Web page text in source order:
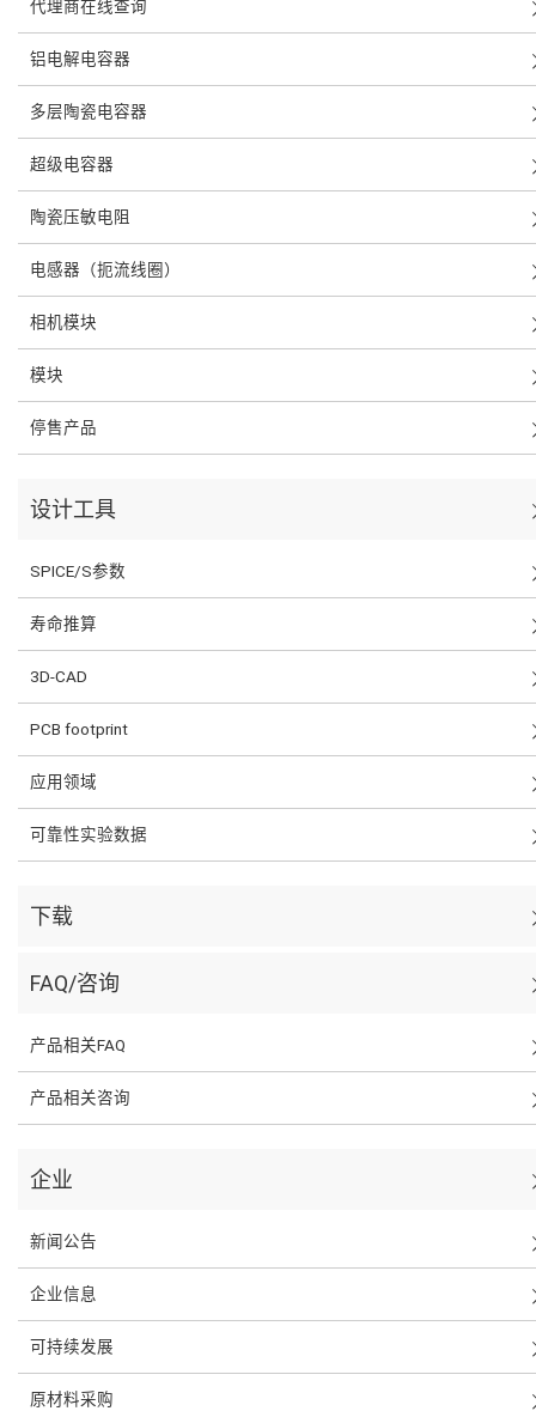
代理商在线查询
铝电解电容器
多层陶瓷电容器
超级电容器
陶瓷压敏电阻
电感器（扼流线圈）
相机模块
模块
停售产品
设计工具
SPICE/S参数
寿命推算
3D-CAD
PCB footprint
应用领域
可靠性实验数据
下载
FAQ/咨询
产品相关FAQ
产品相关咨询
企业
新闻公告
企业信息
可持续发展
原材料采购